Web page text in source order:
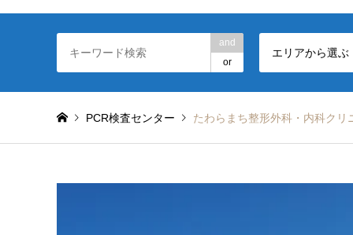
and
or
エリアから選ぶ
PCR検査センター たわらまち整形外科・内科クリ